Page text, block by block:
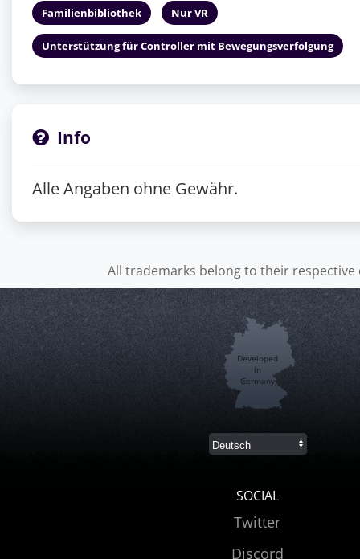
Familienbibliothek Nur VR
Unterstützung für Controller mit Bewegungsverfolgung
Info
Alle Angaben ohne Gewähr.
All trademarks belong to their respective
Developed
in
Germany
SOCIAL
Twitter
Discord